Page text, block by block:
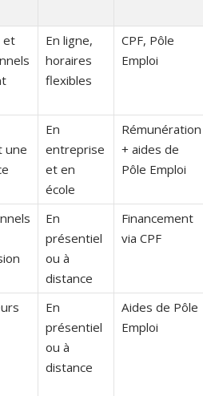
et
En ligne,
horaires
flexibles
CPF, Pôle
Emploi
une
En
entreprise
et en
école
Rémunération
+ aides de
Pôle Emploi
En
présentiel
ou à
distance
Financement
via CPF
En
présentiel
ou à
distance
Aides de Pôle
Emploi